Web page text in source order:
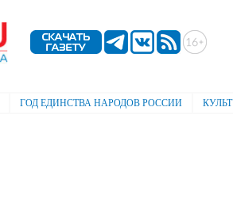
содержанию
ГОД ЕДИНСТВА НАРОДОВ РОССИИ